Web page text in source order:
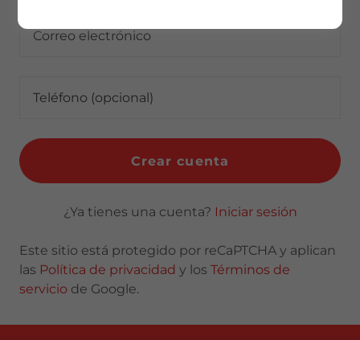
Crear cuenta
¿Ya tienes una cuenta? Iniciar sesión
Este sitio está protegido por reCaPTCHA y aplican
las Política de privacidad y los Términos de
servicio de Google.